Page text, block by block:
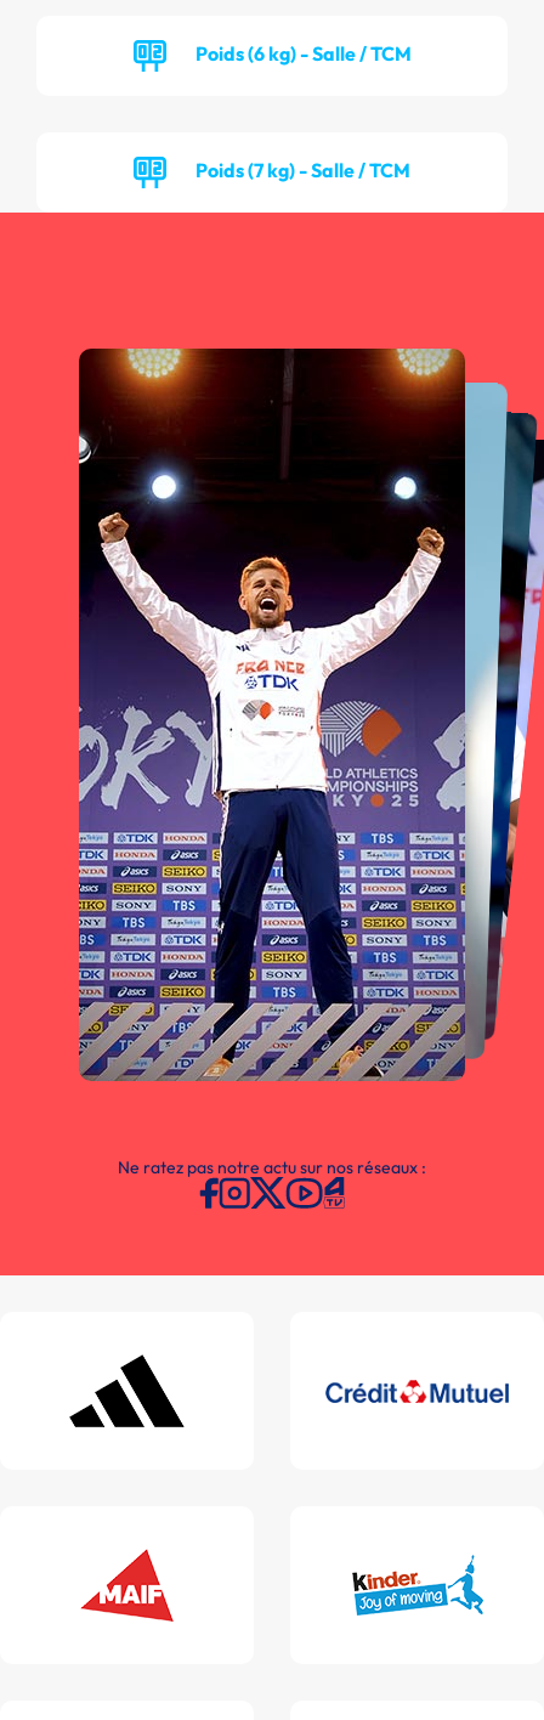
Poids (6 kg) - Salle / TCM
Poids (7 kg) - Salle / TCM
Ne ratez pas notre actu sur nos réseaux :